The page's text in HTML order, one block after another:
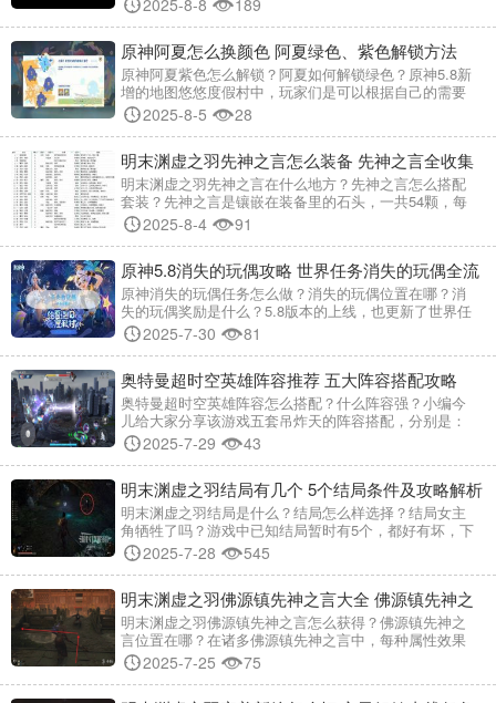
家，如果您正在体验该游戏，那么这篇攻略文章不要错
过啦~ 四海兄弟故乡攻略大全 四海兄弟故乡序章攻略：
地震（上） 伴随着一声火柴的嚓响声，大大的1904年出
现在屏幕上，交代了本作发生的时间。
2025-8-8 189
原神阿夏怎么换颜色 阿夏绿色、紫色解锁方法
原神阿夏紫色怎么解锁？阿夏如何解锁绿色？原神5.8新
增的地图悠悠度假村中，玩家们是可以根据自己的需要
给阿霞更换颜色颜料的，除了初始的几种颜色之外，还
可以解锁绿色和紫色，小编今儿就给还不知道怎么换颜
色的小伙伴们分享阿夏换颜色攻略，望围观~ 原神阿夏换
颜色方法 阿夏橙色颜料解锁方法 完成传说任务【悠悠度
假村】第一章后即可解锁，从刺梨岩返回彩彩崖并在游
戏中战胜班尼特即可解
2025-8-5 28
明末渊虚之羽先神之言怎么装备 先神之言全收集
及搭配套装攻略
明末渊虚之羽先神之言在什么地方？先神之言怎么搭配
套装？先神之言是镶嵌在装备里的石头，一共54颗，每
科属性效果各不相同，可以提升装备的属性，先神之言
搭配好直接原地起飞，尤为重要！小编今儿就给大家奉
上关于先神之言全收集及搭配套装攻略，望围观~ 明末渊
虚之羽先神之言全收集及搭配套装攻略 先神之言，也就
是镶嵌在武器上的那三个石头，一共有54个。分三个槽
位，简称123，分别有1
2025-8-4 91
原神5.8消失的玩偶攻略 世界任务消失的玩偶全流
程攻略
原神消失的玩偶任务怎么做？消失的玩偶位置在哪？消
失的玩偶奖励是什么？5.8版本的上线，也更新了世界任
务——消失的玩偶，下面小编就为大家带来了消失的玩
偶任务全流程攻略，还没有做该任务的抓紧来看~ 原神
5.8消失的玩偶全流程攻略 任务前引：旅行者和派蒙从西
北侧离开悠悠集市时，遇到了一位玩偶设计师卡内……
2025-7-30 81
奥特曼超时空英雄阵容推荐 五大阵容搭配攻略
奥特曼超时空英雄阵容怎么搭配？什么阵容强？小编今
儿给大家分享该游戏五套吊炸天的阵容搭配，分别是：
强力阵容、高爆发阵容、PVP阵容、AOE阵容、平民阵
容，随意切换随意搭配，望参考~ 奥特曼超时空英雄阵容
推荐 常规强力阵容 - 输出：赛罗、泰迦、利布特。 - 辅
助：奥特之王、杰克。 - 特点：全面均衡，兼具输出、防
御和辅助，适合多种战斗场景。 高爆发
2025-7-29 43
明末渊虚之羽结局有几个 5个结局条件及攻略解析
明末渊虚之羽结局是什么？结局怎么样选择？结局女主
角牺牲了吗？游戏中已知结局暂时有5个，都好有坏，下
面小编就把目前已通关的5个结局一一分享给大家，包括
结局条件及攻略解析，感兴趣的不要错过~ 明末渊虚之羽
四大结局攻略大全 僰人承继者 在第三章真武山，来到鸟
人居所，神龛旁见到红衣少女，选择“认同”，得到【法
术】蜀神润泽。 第四章来
2025-7-28 545
明末渊虚之羽佛源镇先神之言大全 佛源镇先神之
言效果及获得方法总汇
明末渊虚之羽佛源镇先神之言怎么获得？佛源镇先神之
言位置在哪？在诸多佛源镇先神之言中，每种属性效果
都各有千秋，其获得方法也大相径庭，小编今儿就给大
家带来了全部佛源镇先神之言的效果及获得途径大全，
望参考~ 明末渊虚之羽佛源镇先神之言效果及获得方法大
2025-7-25 75